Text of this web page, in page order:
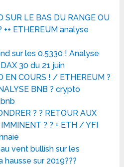
SUR LE BAS DU RANGE OU
++ ETHEREUM analyse
sur les 0.5330 ! Analyse
30 du 21 juin
EN COURS ! / ETHEREUM ?
BNB ? crypto
? ? RETOUR AUX
? ? + ETH / YFI
vent bullish sur les
hausse sur 2019???